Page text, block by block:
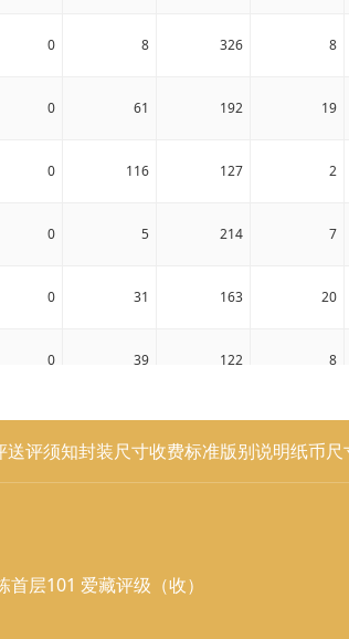
0 8 326 8
0 61 192 19
0 116 127 2
0 5 214 7
0 31 163 20
0 39 122 8
0 2 65 5
送评须知封装尺寸收费标准版别说明纸币尺
层101 爱藏评级（收）